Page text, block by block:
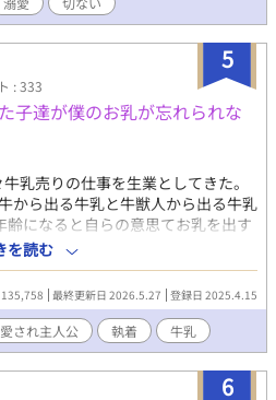
だとバラされたくなければ、こ
。三ヶ月間だけ偽のパートナーに
——。 死んだ恋人を忘れられない
のプレイを繰り返し、すれ違いな
、新たな恋に踏み出す話。 攻め:
ンバーワン。超絶美形。優秀。和
）Sub。真面目なサラリーマン。一
る。 閲覧注意:R15 R18にはタイト
5
: 333
子達が僕のお乳が忘れられな
乳売りの仕事を生業としてきた。
から出る牛乳と牛獣人から出る牛乳
になると自らの意思てお乳を出す
ち家族普段は家畜の牛の牛乳を売っ
で喉越しや舌触りが良いお貴族様
僕たち一家を呼んだお貴族様のご子
受けたのが全ての始まりー 母や姉
てみても、母や姉達のお乳を直接
子。 そんな時ふと赤子と目が合う
「え？僕のお乳が飲みたいの？」
らでないよ。」 「え？何言ってる
を読む
最終更新日 2026.5.27 登録日 2025.4.15
愛され主人公 執着 牛乳
6